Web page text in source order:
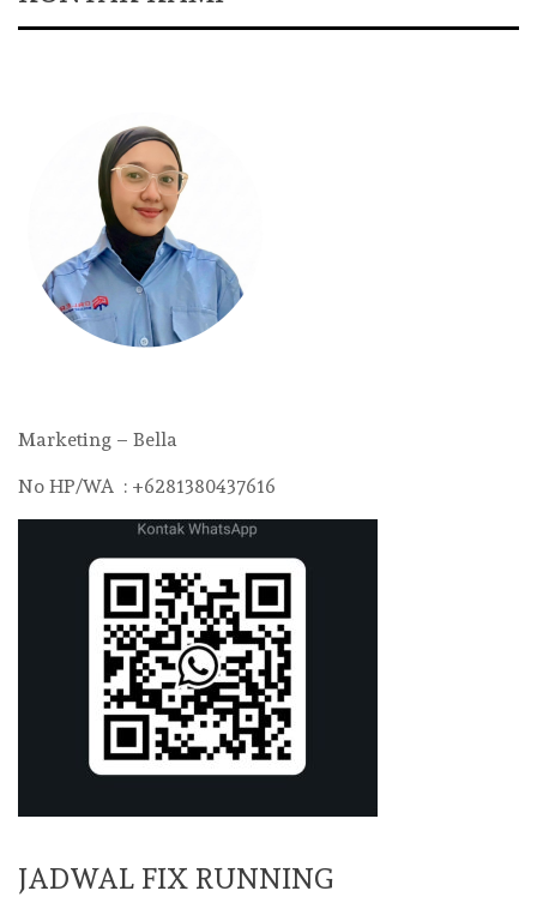
Marketing – Bella
No HP/WA : +6281380437616
JADWAL FIX RUNNING